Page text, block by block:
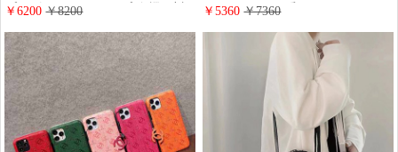
プラダ スライドタイプ 全機種対
PRADA google pixel9/9proブックタ
イプケース 縄掛け 携帯便利
￥6200￥8200
12proケース 可愛 iphoneiphoneX/8
用 アイフォン11/ 7プラス カバー
オシャレ ギャラクシー S20 Ultra
ケース ファッション 透明ケース
芸能人愛用
￥5360￥7360